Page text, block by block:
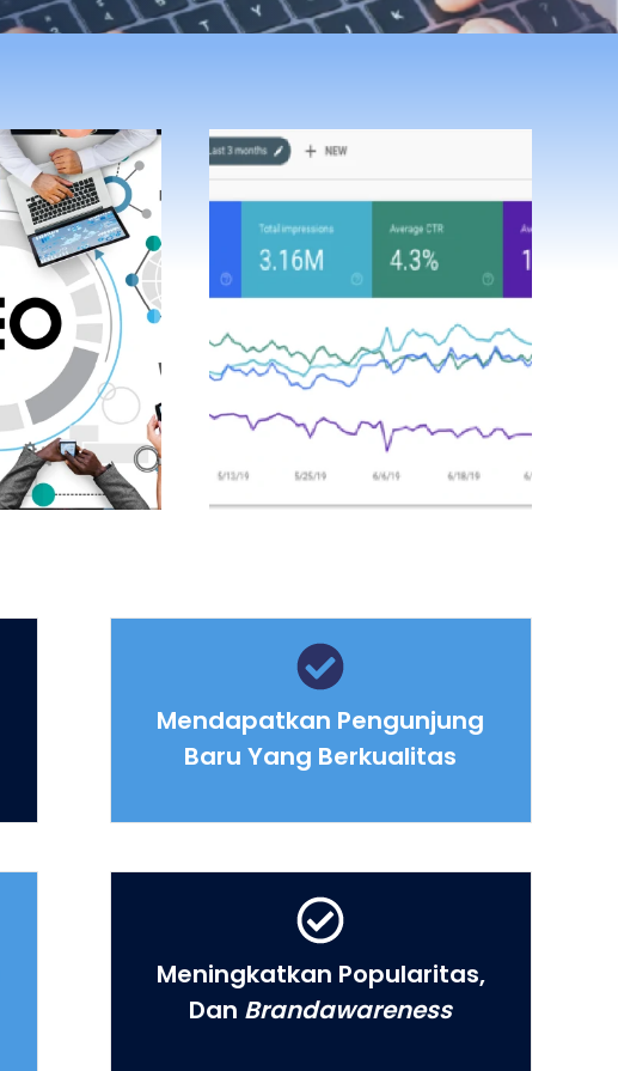
Mendapatkan Pengunjung
Baru Yang Berkualitas
Meningkatkan Popularitas,
Dan Brandawareness